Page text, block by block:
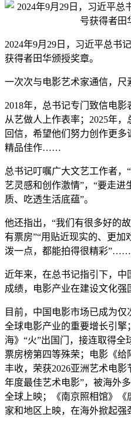
2024年9月29日，习近平总书
获得者田华颁授奖章。
一次次与电影艺术家通信，尺
2018年，总书记专门致信电
从艺做人上作表率；2025年
回信，希望他们努力创作更
精品佳作……
总书记叮嘱广大文艺工作者
艺灵感和创作激情”，“要走
质、吃透生活底蕴”。
他还指出，“我们有很多好的
有票房”“用贴近现实的、更
泼一点，都能拍得很精彩”……
近年来，在总书记指引下， 中
成绩，电影产业在建设文化强
目前，中国电影市场已成为
全球电影产业的重要增长引擎
海》“火”出国门，接连取得
票房榜第四等殊荣；电影《
丰收，荣获2026亚洲艺术电
年度最佳艺术电影”，被海外
全球上映；《南京照相馆》《
家和地区上映，在海外掀起